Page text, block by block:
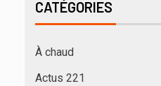
CATÉGORIES
À chaud
Actus 221